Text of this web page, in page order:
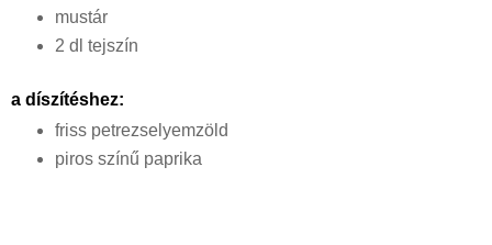
mustár
2 dl tejszín
a díszítéshez:
friss petrezselyemzöld
piros színű paprika